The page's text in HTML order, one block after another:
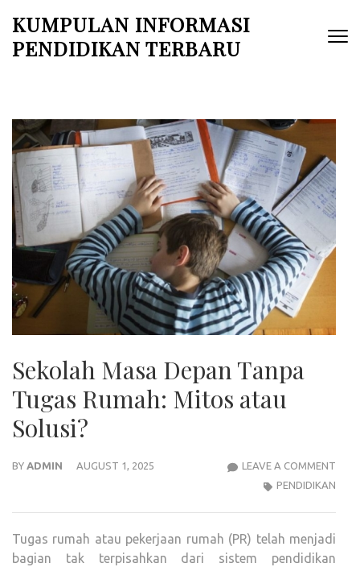
content
KUMPULAN INFORMASI
PENDIDIKAN TERBARU
Sekolah Masa Depan Tanpa
Tugas Rumah: Mitos atau
Solusi?
BY ADMIN AUGUST 1, 2025 LEAVE A COMMENT
PENDIDIKAN
Tugas rumah atau pekerjaan rumah (PR) telah menjadi
bagian tak terpisahkan dari sistem pendidikan